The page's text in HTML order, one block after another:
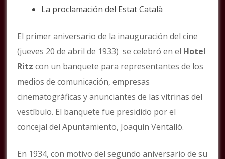
La proclamación del Estat Català
El primer aniversario de la inauguración del cine
(jueves 20 de abril de 1933) se celebró en el Hotel
Ritz con un banquete para representantes de los
medios de comunicación, empresas
cinematográficas y anunciantes de las vitrinas del
vestíbulo. El banquete fue presidido por el
concejal del Apuntamiento, Joaquín Ventalló.
En 1934, con motivo del segundo aniversario de su